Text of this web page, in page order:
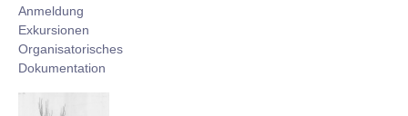
Anmeldung
Exkursionen
Organisatorisches
Dokumentation